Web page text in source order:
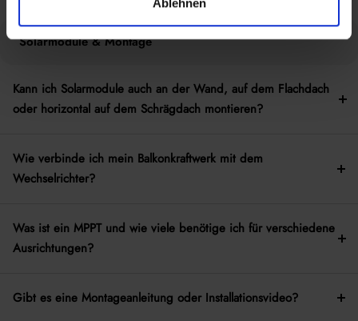
Ablehnen
Solarmodule & Montage
Kann ich Solarmodule auch an der Wand, auf dem Flachdach
oder horizontal auf dem Schrägdach montieren?
Wie verbinde ich mein Balkonkraftwerk mit dem
Wechselrichter?
Was ist ein MPPT und wie viele benötige ich für verschiedene
Ausrichtungen?
Gibt es eine Montageanleitung oder Installationsvideo?